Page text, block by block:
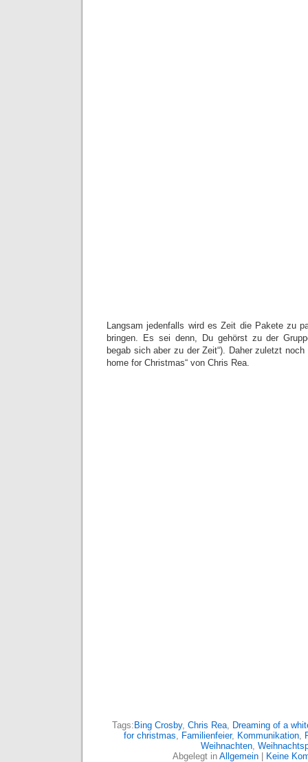
Langsam jedenfalls wird es Zeit die Pakete zu
bringen. Es sei denn, Du gehörst zu der
begab sich aber zu der Zeit“). Daher zuletzt noch
home for Christmas“ von Chris Rea.
Tags: Bing Crosby, Chris Rea, Dreaming of a
for christmas, Familienfeier, Kommunikation,
Weihnachten,
Abgelegt in Allgemein Keine